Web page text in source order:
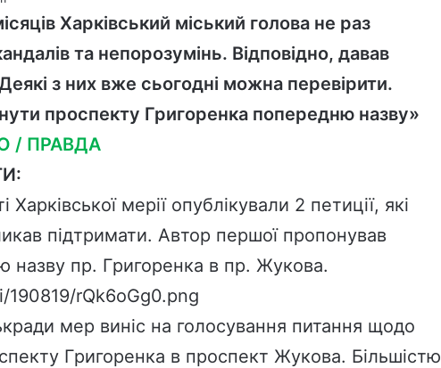
Харківський міський голова не раз
та непорозумінь. Відповідно, давав
з них вже сьогодні можна перевірити.
проспекту Григоренка попередню назву»
/ ПРАВДА
мерії опублікували 2 петиції, які
підтримати. Автор першої пропонував
назву пр. Григоренка в пр. Жукова.
мер виніс на голосування питання щодо
Григоренка в проспект Жукова. Більшістю